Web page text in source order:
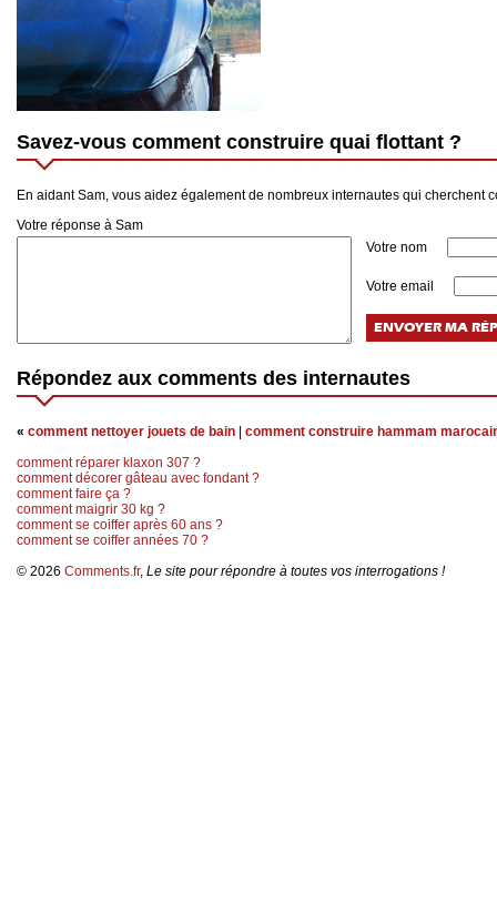
Savez-vous comment construire quai flottant ?
En aidant Sam, vous aidez également de nombreux internautes qui cherchent
Votre réponse à Sam
Votre nom
Votre email
Répondez aux comments des internautes
« comment nettoyer jouets de bain | comment construire hammam
comment réparer klaxon 307 ?
comment décorer gâteau avec fondant ?
comment faire ça ?
comment maigrir 30 kg ?
comment se coiffer après 60 ans ?
comment se coiffer années 70 ?
© 2026 Comments.fr, Le site pour répondre à toutes vos interrogations !